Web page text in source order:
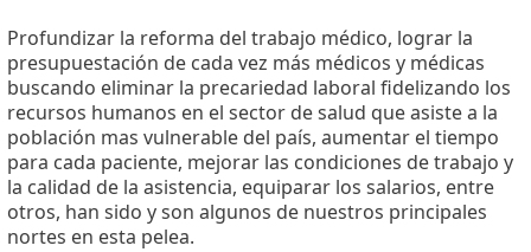
Profundizar la reforma del trabajo médico, lograr la
presupuestación de cada vez más médicos y médicas
buscando eliminar la precariedad laboral fidelizando los
recursos humanos en el sector de salud que asiste a la
población mas vulnerable del país, aumentar el tiempo
para cada paciente, mejorar las condiciones de trabajo y
la calidad de la asistencia, equiparar los salarios, entre
otros, han sido y son algunos de nuestros principales
nortes en esta pelea.